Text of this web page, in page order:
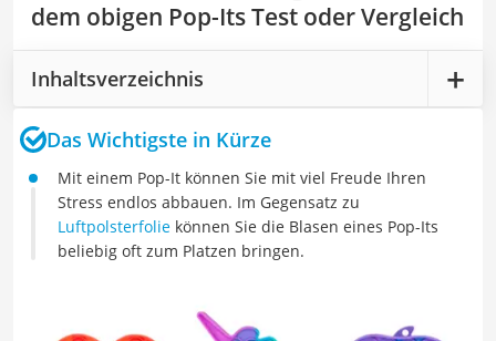
dem obigen Pop-Its Test oder Vergleich
Inhaltsverzeichnis
Das Wichtigste in Kürze
Mit einem Pop-It können Sie mit viel Freude Ihren
Stress endlos abbauen. Im Gegensatz zu
Luftpolsterfolie können Sie die Blasen eines Pop-Its
beliebig oft zum Platzen bringen.